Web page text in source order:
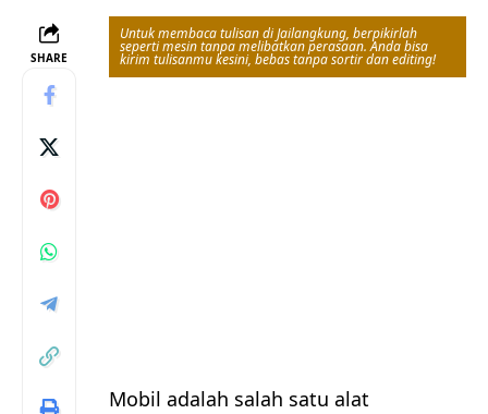
SHARE
Untuk membaca tulisan di Jailangkung, berpikirlah
seperti mesin tanpa melibatkan perasaan. Anda bisa
kirim tulisanmu kesini, bebas tanpa sortir dan editing!
Mobil adalah salah satu alat